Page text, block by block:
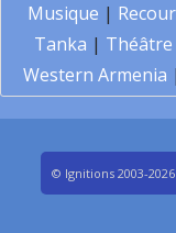
Musique |
Tanka | Théâtre
Western Armenia |
© Ignitions 2003-